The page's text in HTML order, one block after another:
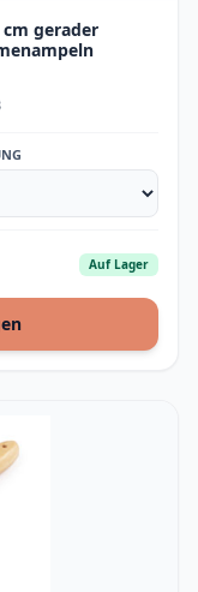
gerader
Auf Lager